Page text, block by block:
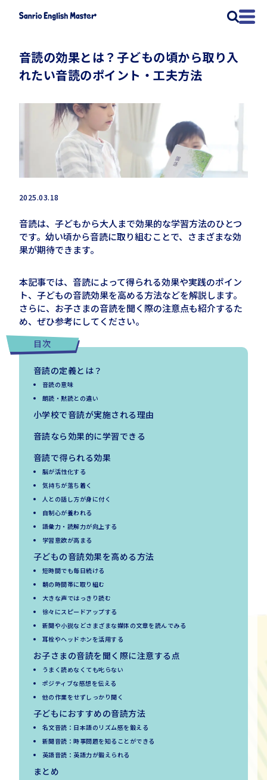
音読の効果とは？子どもの頃から取り入
れたい音読のポイント・工夫方法
2025.03.18
音読は、子どもから大人まで効果的な学習方法のひとつ
です。幼い頃から音読に取り組むことで、さまざまな効
果が期待できます。
本記事では、音読によって得られる効果や実践のポイン
ト、子どもの音読効果を高める方法などを解説します。
さらに、お子さまの音読を聞く際の注意点も紹介するた
め、ぜひ参考にしてください。
目次
音読の定義とは？
音読の意味
朗読・黙読との違い
小学校で音読が実施される理由
音読なら効果的に学習できる
音読で得られる効果
脳が活性化する
気持ちが落ち着く
人との話し方が身に付く
自制心が養われる
語彙力・読解力が向上する
学習意欲が高まる
子どもの音読効果を高める方法
短時間でも毎日続ける
朝の時間帯に取り組む
大きな声ではっきり読む
徐々にスピードアップする
新聞や小説などさまざまな媒体の文章を読んでみる
耳栓やヘッドホンを活用する
お子さまの音読を聞く際に注意する点
うまく読めなくても叱らない
ポジティブな感想を伝える
他の作業をせずしっかり聞く
子どもにおすすめの音読方法
名文音読：日本語のリズム感を鍛える
新聞音読：時事問題を知ることができる
英語音読：英語力が鍛えられる
まとめ